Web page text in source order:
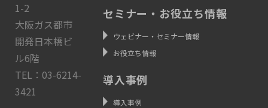
1-2
大阪ガス都市
開発日本橋ビ
ル6階
TEL：03-6214-
3421
セミナー・お役立ち情報
ウェビナー・セミナー情報
お役立ち情報
導入事例
導入事例